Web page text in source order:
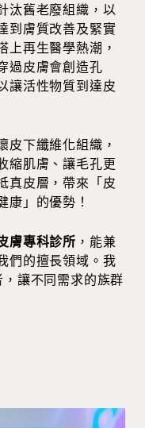
汰舊老廢組織，以
到膚質改善及緊實
上再生醫學熱潮，
過皮膚會創造孔
讓活性物質到達皮
皮下纖維化組織，
縮肌膚、讓毛孔更
真皮層，帶來「皮
康」的優勢！
膚專科診所 ，能兼
們的擅長領域。我
讓不同需求的族群